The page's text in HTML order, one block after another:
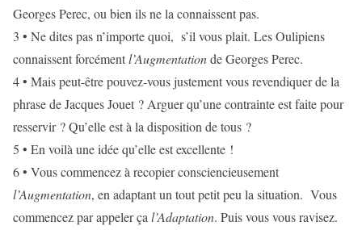
Georges Perec, ou bien ils ne la connaissent pas.
3 • Ne dites pas n’importe quoi, s’il vous plait. Les Oulipiens
connaissent forcémentl’Augmentationde Georges Perec.
4 • Mais peut-être pouvez-vous justement vous revendiquer de la
phrase de Jacques Jouet ? Arguer qu’une contrainte est faite pour
resservir ? Qu’elle est à la disposition de tous ?
5 • En voilà une idée qu’elle est excellente !
6 • Vous commencez à recopier consciencieusement
l’Augmentation, en adaptant un tout petit peu la situation. Vous
commencez par appeler ça l’Adaptation. Puis vous vous ravisez.